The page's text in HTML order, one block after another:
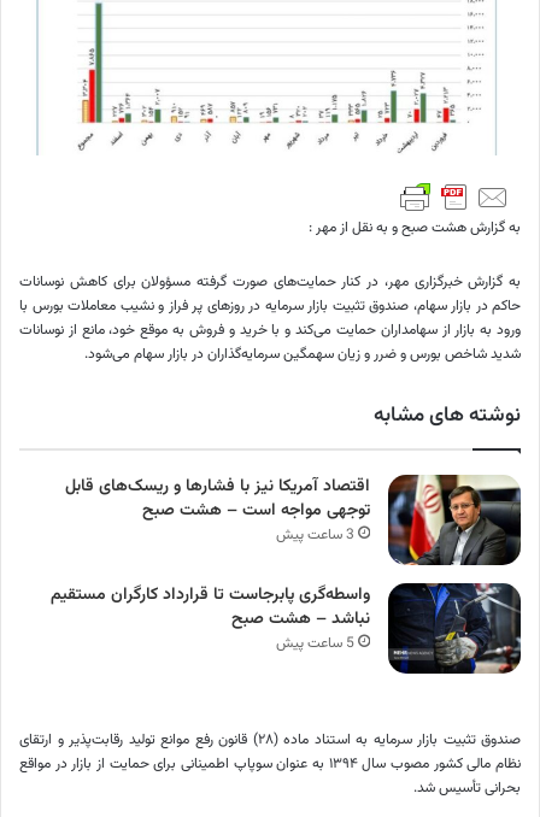
به گزارش هشت صبح و به نقل از مهر :
به گزارش خبرگزاری مهر، در کنار حمایت‌های صورت گرفته مسؤولان برای کاهش نوسانات
حاکم در بازار سهام، صندوق تثبیت بازار سرمایه در روزهای پر فراز و نشیب معاملات بورس با
ورود به بازار از سهامداران حمایت می‌کند و با خرید و فروش به موقع خود، مانع از نوسانات
شدید شاخص بورس و ضرر و زیان سهمگین سرمایه‌گذاران در بازار سهام می‌شود.
نوشته های مشابه
اقتصاد آمریکا نیز با فشارها و ریسک‌های قابل
توجهی مواجه است – هشت صبح
3 ساعت پیش
واسطه‌گری پابرجاست تا قرارداد کارگران مستقیم
نباشد – هشت صبح
5 ساعت پیش
صندوق تثبیت بازار سرمایه به استناد ماده (۲۸) قانون رفع موانع تولید رقابت‌پذیر و ارتقای
نظام مالی کشور مصوب سال ۱۳۹۴ به عنوان سوپاپ اطمینانی برای حمایت از بازار در مواقع
بحرانی تأسیس شد.